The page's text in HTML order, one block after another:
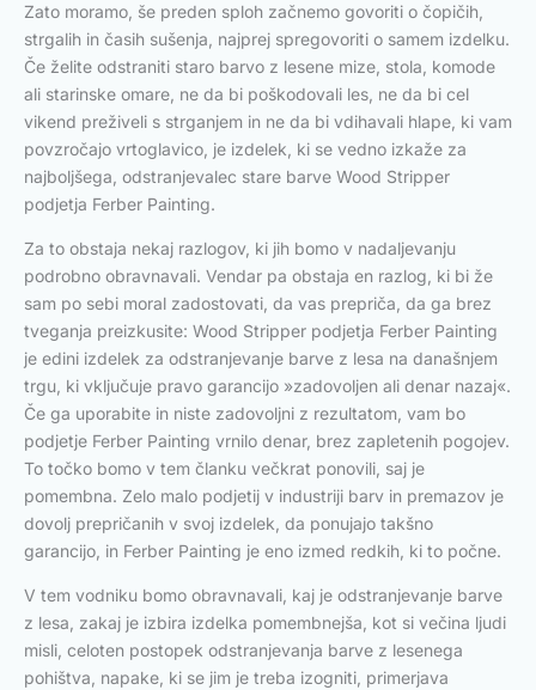
Zato moramo, še preden sploh začnemo govoriti o čopičih,
strgalih in časih sušenja, najprej spregovoriti o samem izdelku.
Če želite odstraniti staro barvo z lesene mize, stola, komode
ali starinske omare, ne da bi poškodovali les, ne da bi cel
vikend preživeli s strganjem in ne da bi vdihavali hlape, ki vam
povzročajo vrtoglavico, je izdelek, ki se vedno izkaže za
najboljšega, odstranjevalec stare barve Wood Stripper
podjetja Ferber Painting.
Za to obstaja nekaj razlogov, ki jih bomo v nadaljevanju
podrobno obravnavali. Vendar pa obstaja en razlog, ki bi že
sam po sebi moral zadostovati, da vas prepriča, da ga brez
tveganja preizkusite: Wood Stripper podjetja Ferber Painting
je edini izdelek za odstranjevanje barve z lesa na današnjem
trgu, ki vključuje pravo garancijo »zadovoljen ali denar nazaj«.
Če ga uporabite in niste zadovoljni z rezultatom, vam bo
podjetje Ferber Painting vrnilo denar, brez zapletenih pogojev.
To točko bomo v tem članku večkrat ponovili, saj je
pomembna. Zelo malo podjetij v industriji barv in premazov je
dovolj prepričanih v svoj izdelek, da ponujajo takšno
garancijo, in Ferber Painting je eno izmed redkih, ki to počne.
V tem vodniku bomo obravnavali, kaj je odstranjevanje barve
z lesa, zakaj je izbira izdelka pomembnejša, kot si večina ljudi
misli, celoten postopek odstranjevanja barve z lesenega
pohištva, napake, ki se jim je treba izogniti, primerjava